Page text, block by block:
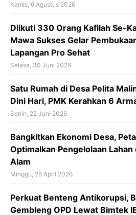
Kamis, 6 Agustus 2026
Diikuti 330 Orang Kafilah Se-
Mawa Sukses Gelar
Lapangan Pro Sehat
Selasa, 30 Juni 2026
Satu Rumah di Desa Pelita
Dini Hari, PMK Kerahkan 6
Senin, 22 Juni 2026
Bangkitkan Ekonomi Desa,
Optimalkan Pengelolaan
Alam
Minggu, 26 April 2026
Perkuat Benteng Antikorupsi,
Gembleng OPD Lewat Bimtek